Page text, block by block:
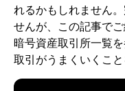
れるかもしれません
せんが、この記事で
暗号資産取引所一覧
取引がうまくいくこと